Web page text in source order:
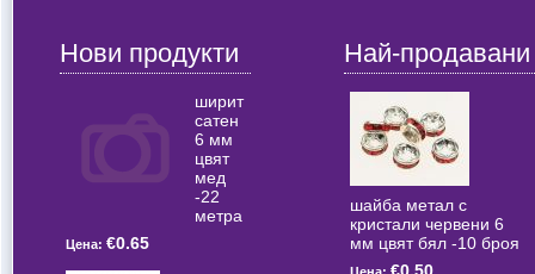
Нови продукти
ширит
сатен
6 мм
цвят
мед
-22
метра
Цена: €0.65
Най-продавани
шайба метал с
кристали червени 6
мм цвят бял -10 броя